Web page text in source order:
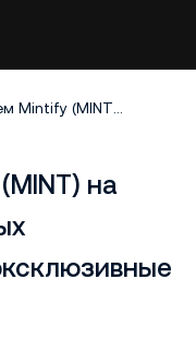
Представляем Mintify (MINT) на KuCoin GemPool – Новых пользователей ждут эксклюзивные вознаграждения!
на